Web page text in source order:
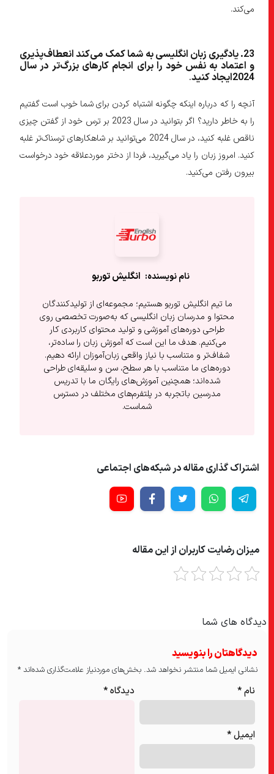
می‌کند.
23. یادگیری زبان انگلیسی به شما کمک میکند انعطافپذیری
و اعتماد به نفس خود را برای انجام کارهای بزرگتر در سال
2024ایجاد کنید.
آنچه را که درباره اینکه چگونه اشتباه کردن برای شما خوب است گفتیم
را به خاطر دارید؟ اگر بتوانید در سال 2023 بر ترس خود از گفتن چیزی
ناقص غلبه کنید، در سال 2024 می‌توانید بر شاهکارهای ترسناک‌تر غلبه
کنید. امروز زبان را یاد می‌گیرید، فردا از دختر موردعلاقه خود درخواست
بیرون رفتن می‌کنید‌.
انگلیش‌ توربو
ما تیم انگلیش توربو هستیم؛ مجموعه‌ای از تولیدکنندگان
محتوا و مدرسان زبان انگلیسی که به‌صورت تخصصی روی
طراحی دوره‌های آموزشی و تولید محتوای کاربردی کار
می‌کنیم. هدف ما این است که آموزش زبان را ساده‌تر،
شفاف‌تر و متناسب با نیاز واقعی زبان‌آموزان ارائه دهیم.
دوره‌های ما متناسب با هر سطح، سن و سلیقه‌ای طراحی
شده‌اند؛ همچنین آموزش‌های رایگان ما با تدریس
مدرسین باتجربه در پلتفرم‌های مختلف در دسترس
شماست.
اشتراک گذاری مقاله در شبکه‌های اجتماعی
میزان رضایت کاربران از این مقاله
دیدگاه های شما
دیدگاهتان را بنویسید
نشانی ایمیل شما منتشر نخواهد شد. بخش‌های موردنیاز علامت‌گذاری شده‌اند*
دیدگاه* نام*
ایمیل*